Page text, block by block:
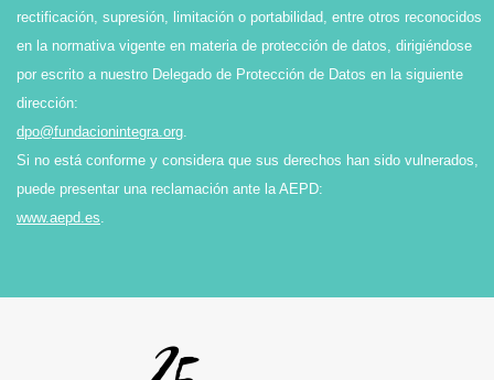
rectificación, supresión, limitación o portabilidad, entre otros reconocidos
en la normativa vigente en materia de protección de datos, dirigiéndose
por escrito a nuestro Delegado de Protección de Datos en la siguiente
dirección:
dpo@fundacionintegra.org
Si no está conforme y considera que sus derechos han sido vulnerados,
puede presentar una reclamación ante la AEPD:
www.aepd.es